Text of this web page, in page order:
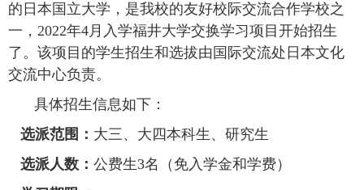
的日本国立大学，是我校的友好校际交流合作学校之
一， 2022年4月入学福井大学交换学习项目开始招生
了。该项目的学生招生和选拔由国际交流处日本文化
交流中心负责。
具体招生信息如下：
选派范围： 大三、大四本科生、研究生
选派人数： 公费生3名（免入学金和学费）